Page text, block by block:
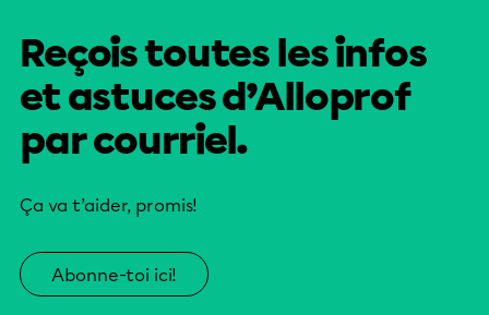
Reçois toutes les infos
et astuces d’Alloprof
par courriel.
Ça va t’aider, promis!
Abonne-toi ici!